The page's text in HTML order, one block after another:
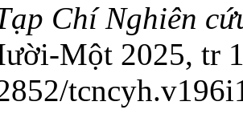
Chí Nghiên
Một 2025, tr